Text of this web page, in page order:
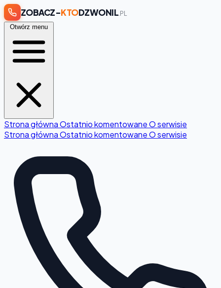
ZOBACZ-KTODZWONIL .PL
Otwórz menu
Strona głównaOstatnio komentowaneO serwisie
Strona głównaOstatnio komentowaneO serwisie